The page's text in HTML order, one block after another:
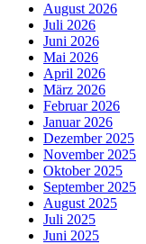
August 2026
Juli 2026
Juni 2026
Mai 2026
April 2026
März 2026
Februar 2026
Januar 2026
Dezember 2025
November 2025
Oktober 2025
September 2025
August 2025
Juli 2025
Juni 2025